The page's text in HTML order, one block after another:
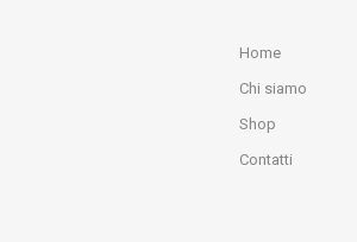
Home
Chi siamo
Shop
Contatti